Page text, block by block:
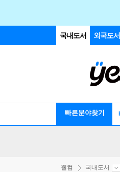
국내도서 외국도서
빠른분야찾기
웰컴 국내도서